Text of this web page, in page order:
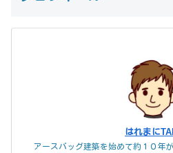
はれまに
アースバッグ建築を始めて約１０年